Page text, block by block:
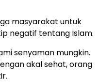
masyarakat untuk
negatif tentang Islam.
senyaman mungkin.
akal sehat, orang